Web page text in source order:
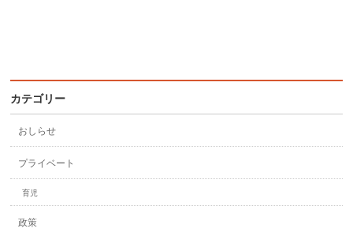
カテゴリー
おしらせ
プライベート
育児
政策